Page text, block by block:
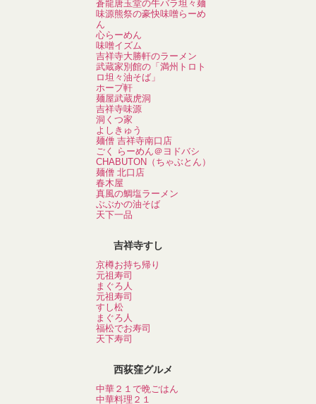
蒼龍唐玉堂の牛バラ坦々麺
味源熊祭の豪快味噌らーめ
ん
心らーめん
味噌イズム
吉祥寺大勝軒のラーメン
武蔵家別館の「満州トロト
ロ坦々油そば」
ホープ軒
麺屋武蔵虎洞
吉祥寺味源
洞くつ家
よしきゅう
麺僧 吉祥寺南口店
ごく らーめん＠ヨドバシ
CHABUTON（ちゃぶとん）
麺僧 北口店
春木屋
真風の鯛塩ラーメン
ぶぶかの油そば
天下一品
吉祥寺すし
京樽お持ち帰り
元祖寿司
まぐろ人
元祖寿司
すし松
まぐろ人
福松でお寿司
天下寿司
西荻窪グルメ
中華２１で晩ごはん
中華料理２１